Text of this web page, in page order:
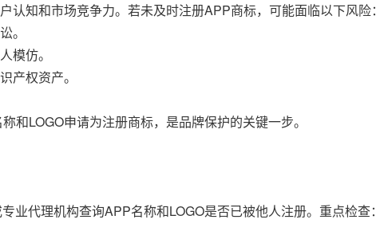
知和市场竞争力。若未及时注册APP商标，可能面临以下风险：
。
模仿。
产权资产。
和LOGO申请为注册商标，是品牌保护的关键一步。
业代理机构查询APP名称和LOGO是否已被他人注册。重点检查：